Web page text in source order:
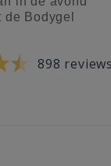
Bodygel
898